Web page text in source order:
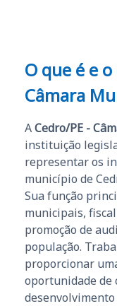
O que é e
Câmara
ACedro/PE -
instituição
representar os
município de
Sua função
municipais,
promoção de
população.
proporcionar
oportunidade
desenvolvimento